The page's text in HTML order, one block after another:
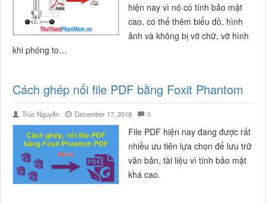
hiện nay vì nó có tính bảo mật
cao, có thể thêm biểu đồ, hình
ảnh và không bị vỡ chữ, vỡ hình
khi phóng to…
Cách ghép nối file PDF bằng Foxit Phantom
Trúc Nguyễn December 17, 2018 0
File PDF hiện nay đang được rất
nhiều ưu tiên lựa chọn để lưu trữ
văn bản, tài liệu vì tính bảo mật
khá cao.